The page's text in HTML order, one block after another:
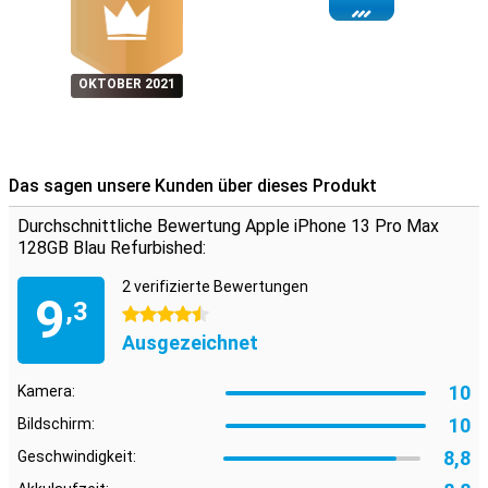
OKTOBER 2021
Das sagen unsere Kunden über dieses Produkt
Durchschnittliche Bewertung Apple iPhone 13 Pro Max
128GB Blau Refurbished:
9,3
2 verifizierte Bewertungen
4.5 Sterne
Ausgezeichnet
Kamera: 10
Bildschirm: 10
Geschwindigkeit: 8,8